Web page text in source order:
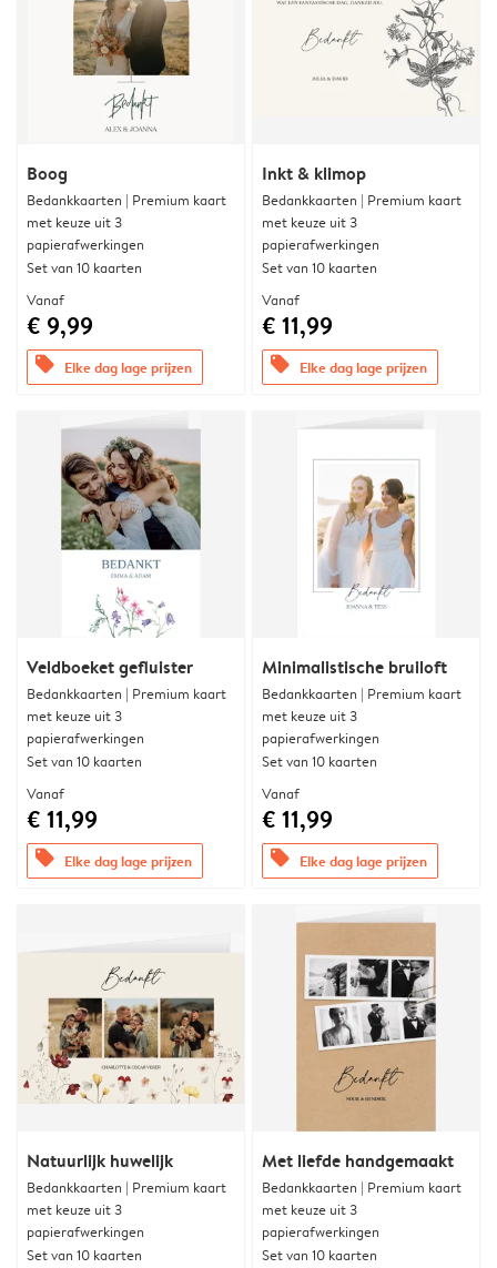
Boog
Bedankkaarten | Premium kaart
met keuze uit 3
papierafwerkingen
Set van 10 kaarten
Vanaf
€ 9,99
offers Elke dag lage prijzen
Inkt & klimop
Bedankkaarten | Premium kaart
met keuze uit 3
papierafwerkingen
Set van 10 kaarten
Vanaf
€ 11,99
offers Elke dag lage prijzen
Veldboeket gefluister
Bedankkaarten | Premium kaart
met keuze uit 3
papierafwerkingen
Set van 10 kaarten
Vanaf
€ 11,99
offers Elke dag lage prijzen
Minimalistische bruiloft
Bedankkaarten | Premium kaart
met keuze uit 3
papierafwerkingen
Set van 10 kaarten
Vanaf
€ 11,99
offers Elke dag lage prijzen
Natuurlijk huwelijk
Bedankkaarten | Premium kaart
met keuze uit 3
papierafwerkingen
Set van 10 kaarten
Met liefde handgemaakt
Bedankkaarten | Premium kaart
met keuze uit 3
papierafwerkingen
Set van 10 kaarten